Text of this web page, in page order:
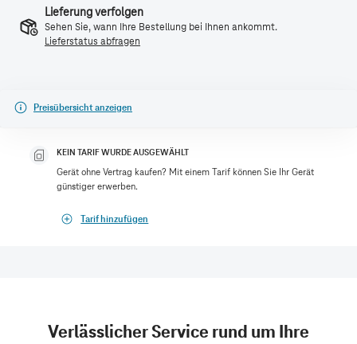
Lieferung verfolgen
Sehen Sie, wann Ihre Bestellung bei Ihnen ankommt.
Lieferstatus abfragen
Preisübersicht anzeigen
KEIN TARIF WURDE AUSGEWÄHLT
Gerät ohne Vertrag kaufen? Mit einem Tarif können Sie Ihr Gerät
günstiger erwerben.
Tarif hinzufügen